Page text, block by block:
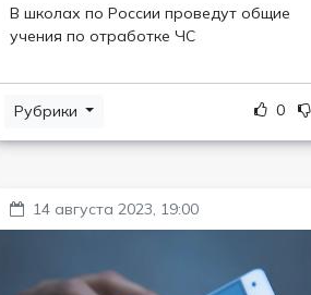
В школах по России проведут общие
учения по отработке ЧС
Рубрики 0
14 августа 2023, 19:00